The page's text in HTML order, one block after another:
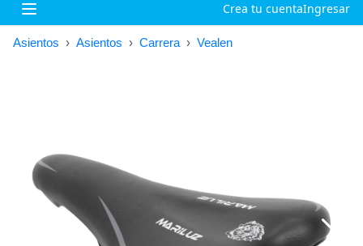
Open main menu Crea tu cuentaIngresar
Asientos › Asientos › Carrera › Vealen